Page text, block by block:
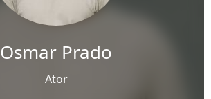
Osmar Prado
Ator